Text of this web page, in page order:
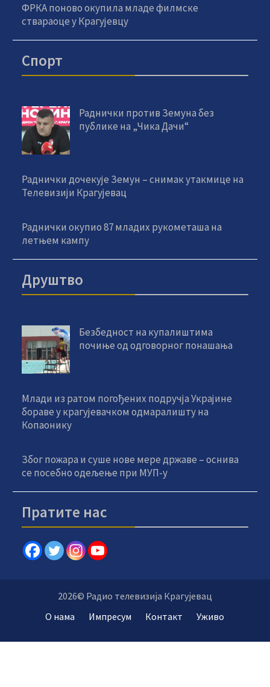
ФРКА поново окупила младе филмске
ствараоце у Крагујевцу
Спорт
Раднички против Земуна без
публике на „Чика Дачи“
Раднички дочекује Земун – снимак утакмице на
Телевизији Крагујевац
Раднички окупио 87 младих рукометаша на
летњем кампу
Друштво
Безбедност на купалиштима
почиње од одговорног понашања
Млади из ратом погођених подручја Украјине
бораве у крагујевачком одмаралишту на
Копаонику
Због пожара и суше нове мере државе – оснива
се посебно одељење при МУП-у
Пратите нас
2026© Радио телевизија Крагујевац
О нама
Импресум Контакт Уживо